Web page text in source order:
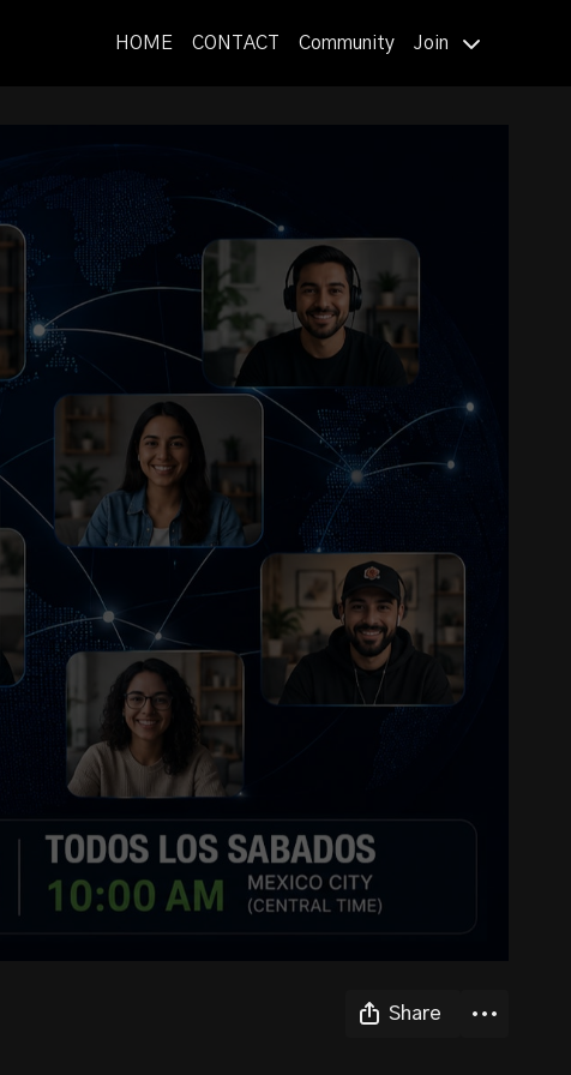
HOME CONTACT Community Join
Share